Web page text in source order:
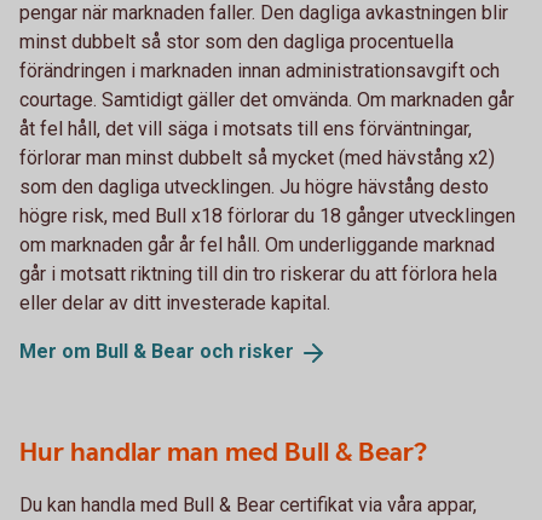
pengar när marknaden faller. Den dagliga avkastningen blir
minst dubbelt så stor som den dagliga procentuella
förändringen i marknaden innan administrationsavgift och
courtage. Samtidigt gäller det omvända. Om marknaden går
åt fel håll, det vill säga i motsats till ens förväntningar,
förlorar man minst dubbelt så mycket (med hävstång x2)
som den dagliga utvecklingen. Ju högre hävstång desto
högre risk, med Bull x18 förlorar du 18 gånger utvecklingen
om marknaden går år fel håll. Om underliggande marknad
går i motsatt riktning till din tro riskerar du att förlora hela
eller delar av ditt investerade kapital.
Mer om Bull & Bear och risker
Hur handlar man med Bull & Bear?
Du kan handla med Bull & Bear certifikat via våra appar,